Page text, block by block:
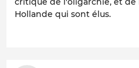
Hollande qui sont élus.